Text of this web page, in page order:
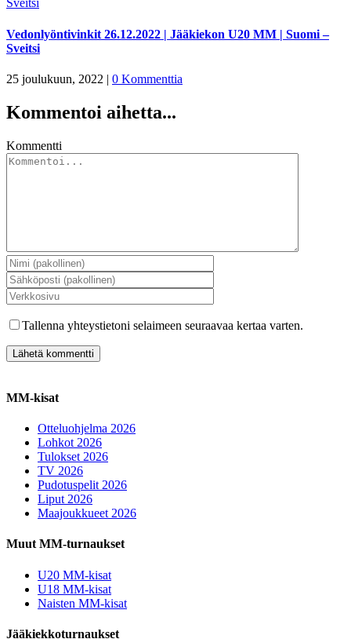
Vedonlyöntivinkit 26.12.2022 | Jääkiekon U20 MM | Suomi –
Sveitsi
25 joulukuun, 2022 | 0 Kommenttia
Kommentoi aihetta...
Kommentti
Tallenna yhteystietoni selaimeen seuraavaa kertaa varten.
MM-kisat
Otteluohjelma 2026
Lohkot 2026
Tulokset 2026
TV 2026
Pudotuspelit 2026
Liput 2026
Maajoukkueet 2026
Muut MM-turnaukset
U20 MM-kisat
U18 MM-kisat
Naisten MM-kisat
Jääkiekkoturnaukset